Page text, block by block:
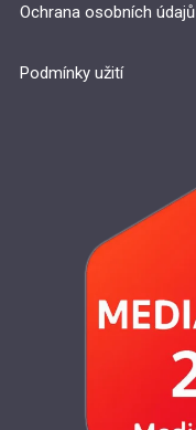
Ochrana osobních údajů
Podmínky užití